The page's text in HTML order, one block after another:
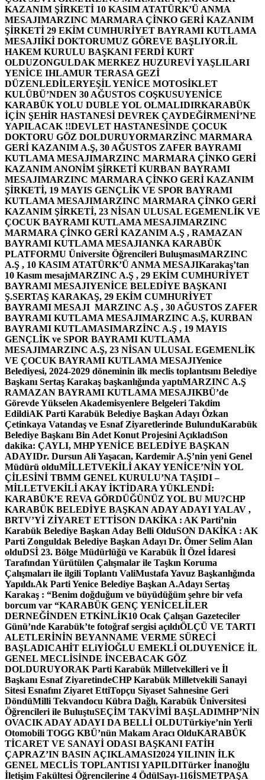
KAZANIM ŞİRKETİ 10 KASIM ATATÜRK’Ü ANMA
MESAJIMARZINC MARMARA ÇİNKO GERİ KAZANIM
ŞİRKETİ 29 EKİM CUMHURİYET BAYRAMI KUTLAMA
MESAJIİKİ DOKTORUMUZ GÖREVE BAŞLIYOR.İL
HAKEM KURULU BAŞKANI FERDİ KURT
OLDUZONGULDAK MERKEZ HUZUREVİ YAŞLILARI
YENİCE IHLAMUR TERASA GEZİ
DÜZENLEDİLERYEŞİL YENİCE MOTOSİKLET
KULÜBÜ’NDEN 30 AĞUSTOS COŞKUSUYENİCE
KARABÜK YOLU DUBLE YOL OLMALIDIRKARABÜK
İÇİN ŞEHİR HASTANESİ DEVREK ÇAYDEĞİRMENİ’NE
YAPILACAK !!DEVLET HASTANESİNDE ÇOCUK
DOKTORU GÖZ DOLDURUYORMARZİNC MARMARA
GERİ KAZANIM A.Ş, 30 AĞUSTOS ZAFER BAYRAMI
KUTLAMA MESAJIMARZINC MARMARA ÇİNKO GERİ
KAZANIM ANONİM ŞİRKETİ KURBAN BAYRAMI
MESAJIMARZINC MARMARA ÇİNKO GERİ KAZANIM
ŞİRKETİ, 19 MAYIS GENÇLİK VE SPOR BAYRAMI
KUTLAMA MESAJIMARZINC MARMARA ÇİNKO GERİ
KAZANIM ŞİRKETİ, 23 NİSAN ULUSAL EGEMENLİK VE
ÇOCUK BAYRAMI KUTLAMA MESAJIMARZINC
MARMARA ÇİNKO GERİ KAZANIM A.Ş , RAMAZAN
BAYRAMI KUTLAMA MESAJIANKA KARABÜK
PLATFORMU Üniversite Öğrencileri BuluşmasıMARZINC
A.Ş , 10 KASIM ATATÜRK’Ü ANMA MESAJIKarakaş’tan
10 Kasım mesajıMARZINC A.Ş , 29 EKİM CUMHURİYET
BAYRAMI MESAJIYENİCE BELEDİYE BAŞKANI
Ş.SERTAŞ KARAKAŞ, 29 EKİM CUMHURİYET
BAYRAMI MESAJI MARZINC A.Ş , 30 AĞUSTOS ZAFER
BAYRAMI KUTLAMA MESAJIMARZINC A.Ş, KURBAN
BAYRAMI KUTLAMASIMARZİNC A.Ş , 19 MAYIS
GENÇLİK ve SPOR BAYRAMI KUTLAMA
MESAJIMARZINC A.Ş, 23 NİSAN ULUSAL EGEMENLİK
VE ÇOCUK BAYRAMI KUTLAMA MESAJIYenice
Belediyesi, 2024-2029 döneminin ilk meclis toplantısını Belediye
Başkanı Sertaş Karakaş başkanlığında yaptıMARZINC A.Ş
RAMAZAN BAYRAMI KUTLAMA MESAJIKBÜ’de
Görevde Yükselen Akademisyenlere Belgeleri Takdim
EdildiAK Parti Karabük Belediye Başkan Adayı Özkan
Çetinkaya Vatandaş ve Esnaf Ziyaretlerinde BulunduKarabük
Belediye Başkanı Bin Adet Konut Projesini AçıkladıSon
dakika: ÇAYLI, MHP YENİCE BELEDİYE BAŞKAN
ADAYIDr. Dursun Ali Yaşacan, Kardemir A.Ş’nin yeni Genel
Müdürü olduMİLLETVEKİLİ AKAY YENİCE’NİN YOL
ÇİLESİNİ TBMM GENEL KURULU’NA TAŞIDI –
MİLLETVEKİLİ AKAY İKTİDARA YÜKLENDİ:
KARABÜK’E REVA GÖRDÜĞÜNÜZ YOL BU MU?CHP
KARABÜK BELEDİYE BAŞKAN ADAY ADAYI YALAV ,
BRTV’Yİ ZİYARET ETTİSON DAKİKA : AK Parti’nin
Karabük Belediye Başkan Aday Belli OlduSON DAKİKA : AK
Parti Zonguldak Belediye Başkan Adayı Dr. Ömer Selim Alan
olduDSİ 23. Bölge Müdürlüğü ve Karabük İl Özel İdaresi
Tarafından Yürütülen Çalışmalar ile Taşkın Koruma
Çalışmaları ile ilgili Toplantı ValiMustafa Yavuz Başkanlığında
Yapıldı.Ak Parti Yenice Belediye Başkan A.Adayı Sertaş
Karakaş : “Benim doğduğum ve büyüdüğüm şehre bir vefa
borcum var “KARABÜK GENÇ YENİCELİLER
DERNEĞİNDEN ETKİNLİK10 Ocak Çalışan Gazeteciler
Günü’nde Karabük’te fotoğraf sergisi açıldıÖLÇÜ VE TARTI
ALETLERİNİN BEYANNAME VERME SÜRECİ
BAŞLADICAHİT ELiYİOĞLU EMEKLİ OLDUYENİCE İL
GENEL MECLİSİNDE İNCEBACAK GÖZ
DOLDURUYORAK Parti Karabük Milletvekilleri ve İl
Başkanı Esnaf ZiyaretindeCHP Karabük Milletvekili Sanayi
Sitesi Esnafını Ziyaret EttiTopçu Siyaset Sahnesine Geri
DöndüMilli Tekvandocu Kübra Dağlı, Karabük Üniversitesi
Öğrencileri ile BuluştuSEÇİM TAKVİMİ BAŞLADIMHP’NİN
OVACIK ADAY ADAYI DA BELLİ OLDUTürkiye’nin Yerli
Otomobili TOGG KBÜ’nün Makam Aracı OlduKARABÜK
TİCARET VE SANAYİ ODASI BAŞKANI FATİH
ÇAPRAZ’IN BASIN AÇIKLAMASI2024 YILININ İLK
GENEL MECLİS TOPLANTISI YAPILDITürker İnanoğlu
İletişim Fakültesi Öğrencilerine 4 ÖdülSayı-116İSMETPAŞA